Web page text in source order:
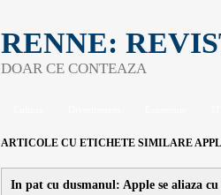
RENNE:
DOAR CE CONTEAZA
ARTICOLE CU ETICHETE SIMILARE
In pat cu dusmanul: Apple se aliaza